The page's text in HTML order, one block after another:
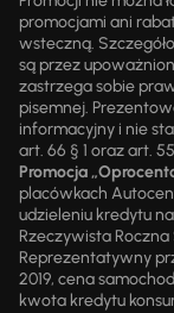
promocjami ani
wsteczną.
są przez
zastrzega sobie
pisemnej.
informacyjny i nie
art. 66 § 1 oraz art.
Promocja
placówkach
udzieleniu kredytu
Rzeczywista Roczna
Reprezentatywny
2019, cena
kwota kredytu